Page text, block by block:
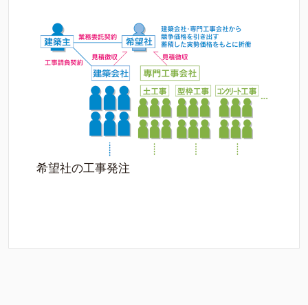
希望社の工事発注